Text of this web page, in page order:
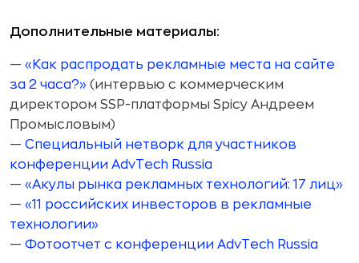
Дополнительные материалы:
— «Как распродать рекламные места на сайте
за 2 часа?» (интервью с коммерческим
директором SSP-платформы Spicy Андреем
Промысловым)
— Специальный нетворк для участников
конференции AdvTech Russia
— «Акулы рынка рекламных технологий: 17 лиц»
— «11 российских инвесторов в рекламные
технологии»
— Фотоотчет с конференции AdvTech Russia